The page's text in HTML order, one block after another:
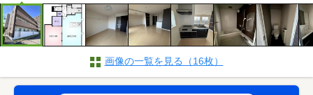
画像の一覧を見る（16枚）